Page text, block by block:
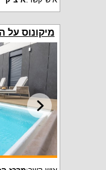
מיקונוס על